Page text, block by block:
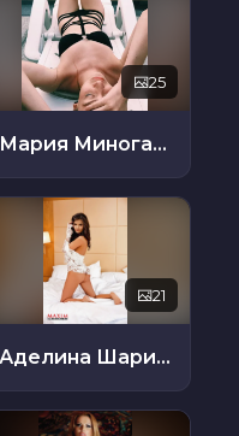
25
Мария Миногарова
21
Аделина Шарипова